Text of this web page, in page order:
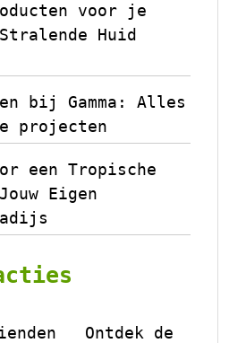
voor je
Huid
bij Gamma: Alles
projecten
een Tropische
Eigen
Ontdek de